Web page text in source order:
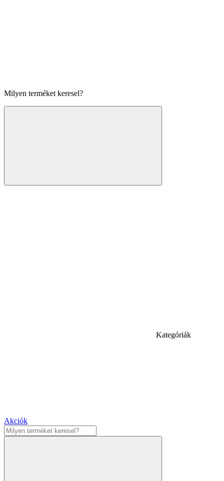
Milyen terméket keresel?
Kategóriák
Akciók